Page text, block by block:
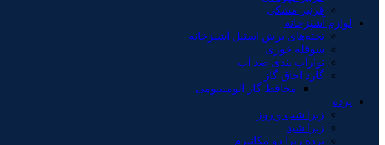
قرنیز مشکی
لوازم آشپزخانه
تخته‌های برش استیل آشپزخانه
سوفله خوری
نوارآب بندی ضد آب
گارد اجاق گاز
محافظ گاز آلومینیومی
پرده
زبرا شب و روز
زبرا شید
پرده زبرا دو مکانیزم